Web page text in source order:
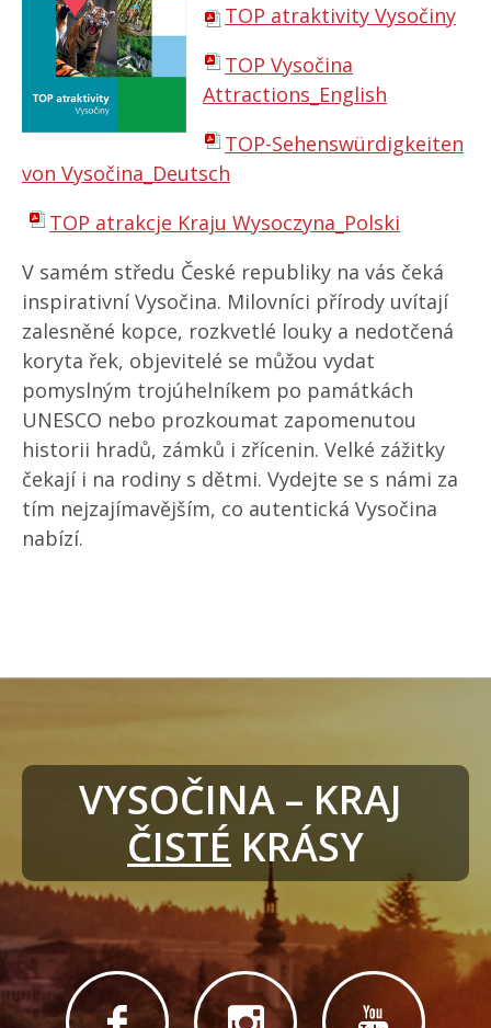
TOP atraktivity Vysočiny
TOP Vysočina
Attractions_English
TOP-Sehenswürdigkeiten
von Vysočina_Deutsch
TOP atrakcje Kraju Wysoczyna_Polski
V samém středu České republiky na vás čeká
inspirativní Vysočina. Milovníci přírody uvítají
zalesněné kopce, rozkvetlé louky a nedotčená
koryta řek, objevitelé se můžou vydat
pomyslným trojúhelníkem po památkách
UNESCO nebo prozkoumat zapomenutou
historii hradů, zámků i zřícenin. Velké zážitky
čekají i na rodiny s dětmi. Vydejte se s námi za
tím nejzajímavějším, co autentická Vysočina
nabízí.
VYSOČINA – KRAJ
ČISTÉ KRÁSY